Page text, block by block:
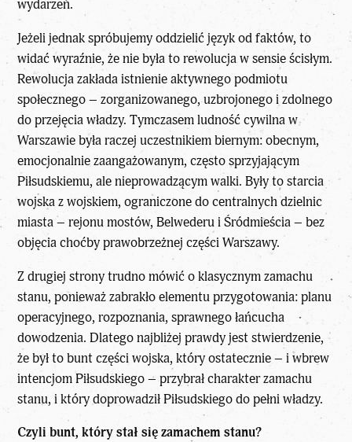
wydarzeń.
Jeżeli jednak spróbujemy oddzielić język od faktów, to
widać wyraźnie, że nie była to rewolucja w sensie ścisłym.
Rewolucja zakłada istnienie aktywnego podmiotu
społecznego – zorganizowanego, uzbrojonego i zdolnego
do przejęcia władzy. Tymczasem ludność cywilna w
Warszawie była raczej uczestnikiem biernym: obecnym,
emocjonalnie zaangażowanym, często sprzyjającym
Piłsudskiemu, ale nieprowadzącym walki. Były to starcia
wojska z wojskiem, ograniczone do centralnych dzielnic
miasta – rejonu mostów, Belwederu i Śródmieścia – bez
objęcia choćby prawobrzeżnej części Warszawy.
Z drugiej strony trudno mówić o klasycznym zamachu
stanu, ponieważ zabrakło elementu przygotowania: planu
operacyjnego, rozpoznania, sprawnego łańcucha
dowodzenia. Dlatego najbliżej prawdy jest stwierdzenie,
że był to bunt części wojska, który ostatecznie – i wbrew
intencjom Piłsudskiego – przybrał charakter zamachu
stanu, i który doprowadził Piłsudskiego do pełni władzy.
Czyli bunt, który stał się zamachem stanu?